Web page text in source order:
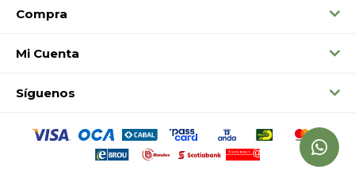
Compra
Mi Cuenta
Síguenos